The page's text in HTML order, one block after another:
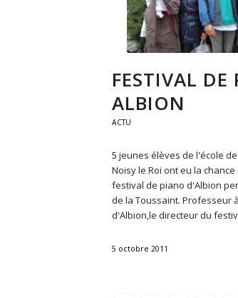
FESTIVAL
ALBION
ACTU
5 jeunes élèves de l'école
Noisy le Roi ont eu la
festival de piano d'Albion
de la Toussaint. Professeur
d'Albion,le directeur du
5 octobre 2011